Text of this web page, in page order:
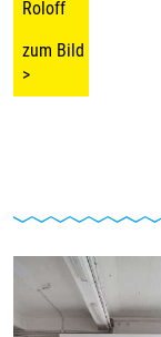
Roloff
zum Bild
>